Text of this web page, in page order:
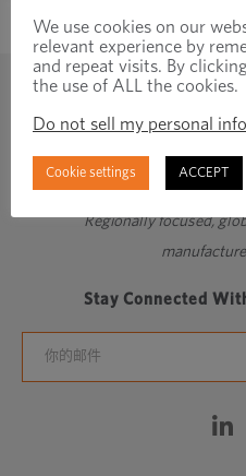
Regionally focused,
Stay Connected
We use cookies on our
relevant experience by
and repeat visits. By
the use of ALL the cookies.
Do not sell my personal
Cookie settings ACCEPT